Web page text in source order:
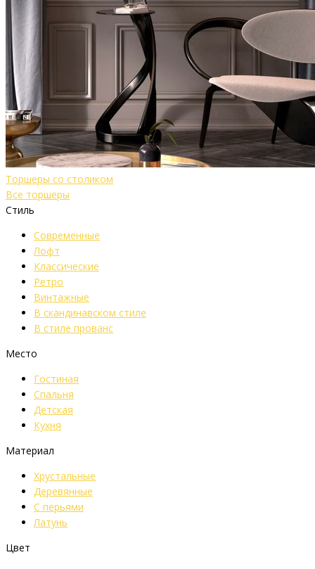
Торшеры со столиком
Все торшеры
Стиль
Современные
Лофт
Классические
Ретро
Винтажные
В скандинавском стиле
В стиле прованс
Место
Гостиная
Спальня
Детская
Кухня
Материал
Хрустальные
Деревянные
С перьями
Латунь
Цвет